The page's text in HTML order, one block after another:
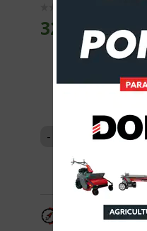
329,90€
-